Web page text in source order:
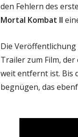
den Fehlern des
Mortal Kombat II
Die Veröffentlichung
Trailer zum Film,
weit entfernt ist. Bis
begnügen, das